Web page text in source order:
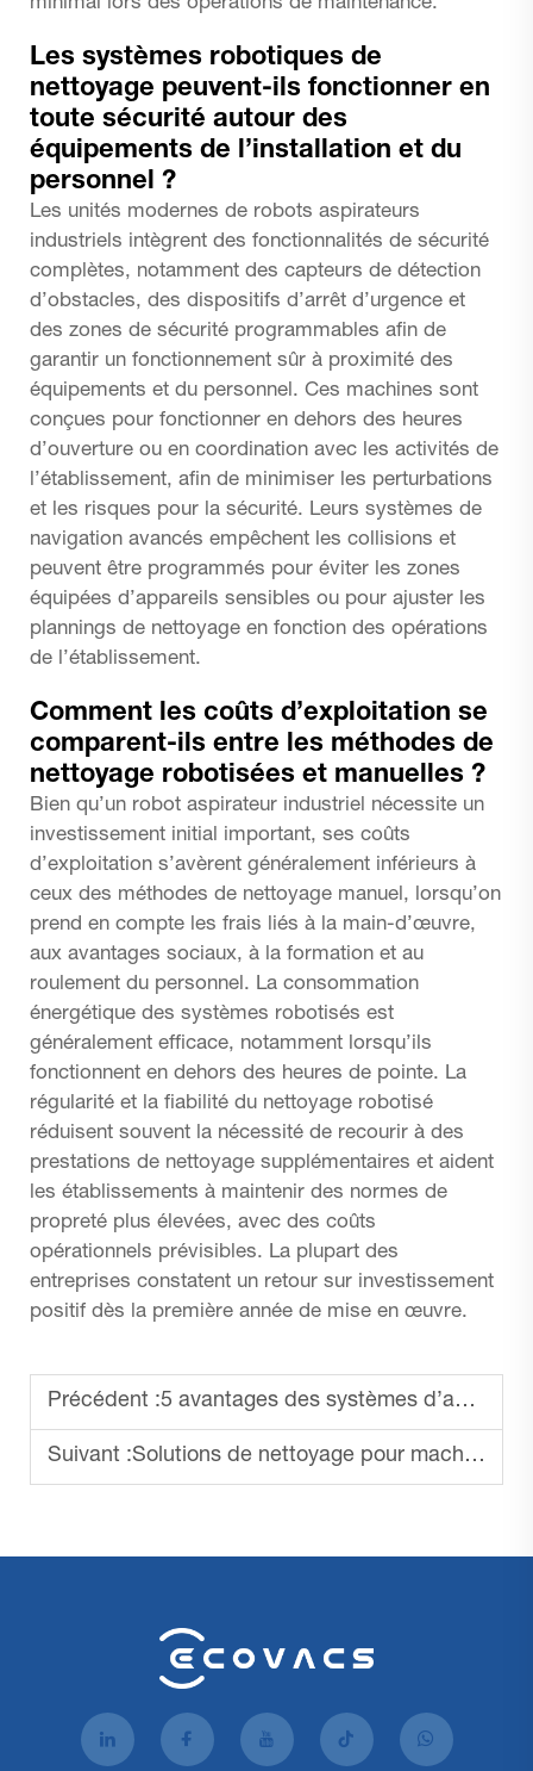
Les systèmes robotiques de
nettoyage peuvent-ils fonctionner en
toute sécurité autour des
équipements de l’installation et du
personnel ?
Les unités modernes de robots aspirateurs
industriels intègrent des fonctionnalités de sécurité
complètes, notamment des capteurs de détection
d’obstacles, des dispositifs d’arrêt d’urgence et
des zones de sécurité programmables afin de
garantir un fonctionnement sûr à proximité des
équipements et du personnel. Ces machines sont
conçues pour fonctionner en dehors des heures
d’ouverture ou en coordination avec les activités de
l’établissement, afin de minimiser les perturbations
et les risques pour la sécurité. Leurs systèmes de
navigation avancés empêchent les collisions et
peuvent être programmés pour éviter les zones
équipées d’appareils sensibles ou pour ajuster les
plannings de nettoyage en fonction des opérations
de l’établissement.
Comment les coûts d’exploitation se
comparent-ils entre les méthodes de
nettoyage robotisées et manuelles ?
Bien qu’un robot aspirateur industriel nécessite un
investissement initial important, ses coûts
d’exploitation s’avèrent généralement inférieurs à
ceux des méthodes de nettoyage manuel, lorsqu’on
prend en compte les frais liés à la main-d’œuvre,
aux avantages sociaux, à la formation et au
roulement du personnel. La consommation
énergétique des systèmes robotisés est
généralement efficace, notamment lorsqu’ils
fonctionnent en dehors des heures de pointe. La
régularité et la fiabilité du nettoyage robotisé
réduisent souvent la nécessité de recourir à des
prestations de nettoyage supplémentaires et aident
les établissements à maintenir des normes de
propreté plus élevées, avec des coûts
opérationnels prévisibles. La plupart des
entreprises constatent un retour sur investissement
positif dès la première année de mise en œuvre.
Précédent :5 avantages des systèmes d’aspirateurs robots industriels
Suivant :Solutions de nettoyage pour machines commerciales de lavage de sols